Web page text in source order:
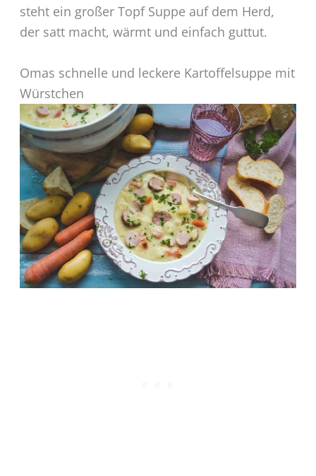
steht ein großer Topf Suppe auf dem Herd,
der satt macht, wärmt und einfach guttut.
Omas schnelle und leckere Kartoffelsuppe mit
Würstchen